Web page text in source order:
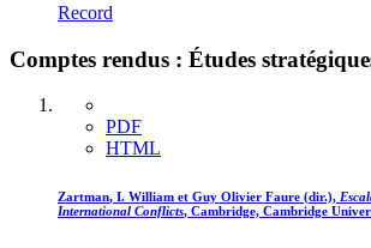
Record
Comptes rendus : Études
PDF
HTML
Zartman, I. William et Guy Olivier Faure (dir.),
International Conflicts, Cambridge, Cambridge